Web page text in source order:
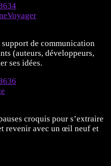
de communication
(auteurs, développeurs,
ses idées.
croquis pour s’extraire
revenir avec un œil neuf et